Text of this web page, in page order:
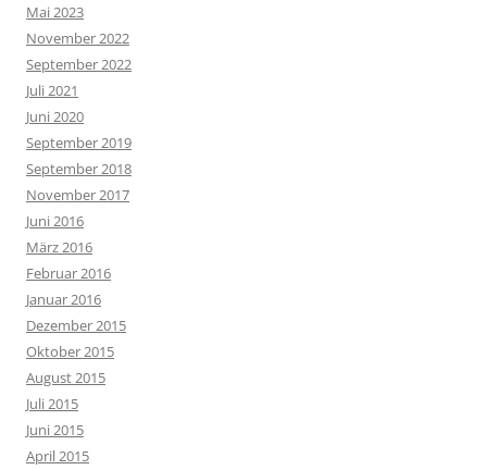
Mai 2023
November 2022
September 2022
Juli 2021
Juni 2020
September 2019
September 2018
November 2017
Juni 2016
März 2016
Februar 2016
Januar 2016
Dezember 2015
Oktober 2015
August 2015
Juli 2015
Juni 2015
April 2015